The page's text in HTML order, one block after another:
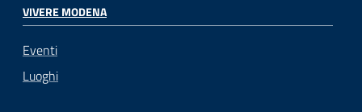
VIVERE MODENA
Eventi
Luoghi